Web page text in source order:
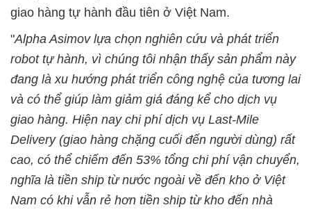
giao hàng tự hành đầu tiên ở Việt Nam.
"Alpha Asimov lựa chọn nghiên cứu và phát triển
robot tự hành, vì chúng tôi nhận thấy sản phẩm này
đang là xu hướng phát triển công nghệ của tương lai
và có thể giúp làm giảm giá đáng kể cho dịch vụ
giao hàng. Hiện nay chi phí dịch vụ Last-Mile
Delivery (giao hàng chặng cuối đến người dùng) rất
cao, có thể chiếm đến 53% tổng chi phí vận chuyển,
nghĩa là tiền ship từ nước ngoài về đến kho ở Việt
Nam có khi vẫn rẻ hơn tiền ship từ kho đến nhà